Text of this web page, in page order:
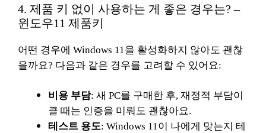
4. 제품 키 없이 사용하는 게 좋은 경우는? –
윈도우11 제품키
어떤 경우에 Windows 11을 활성화하지 않아도 괜찮
을까요? 다음과 같은 경우를 고려할 수 있어요:
비용 부담: 새 PC를 구매한 후, 재정적 부담이
클 때는 인증을 미뤄도 괜찮아요.
테스트 용도: Windows 11이 나에게 맞는지 테